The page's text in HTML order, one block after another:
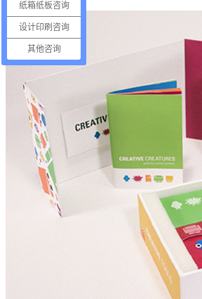
纸箱纸板咨询
设计印刷咨询
其他咨询